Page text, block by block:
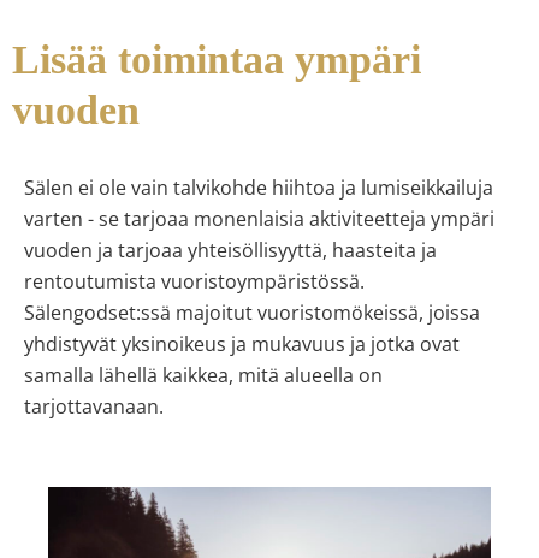
Lisää toimintaa ympäri
vuoden
Sälen ei ole vain talvikohde hiihtoa ja lumiseikkailuja
varten - se tarjoaa monenlaisia aktiviteetteja ympäri
vuoden ja tarjoaa yhteisöllisyyttä, haasteita ja
rentoutumista vuoristoympäristössä.
Sälengodset:ssä majoitut vuoristomökeissä, joissa
yhdistyvät yksinoikeus ja mukavuus ja jotka ovat
samalla lähellä kaikkea, mitä alueella on
tarjottavanaan.